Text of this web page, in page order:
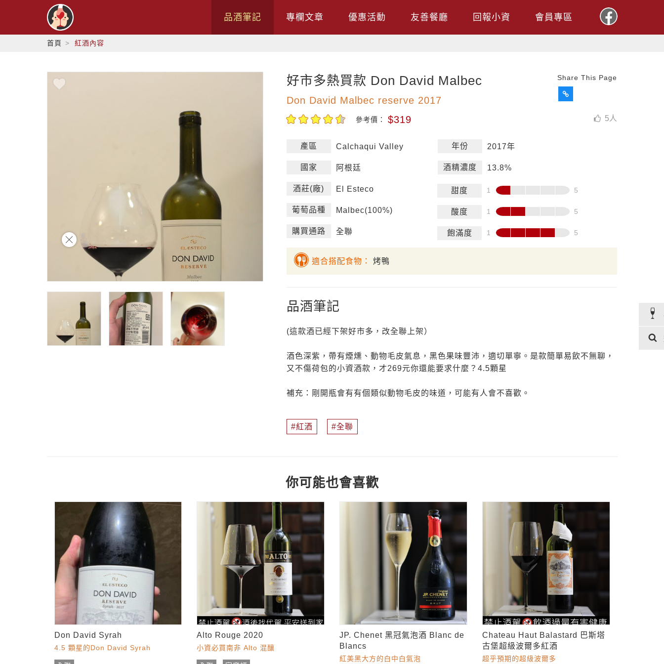
品酒筆記 專欄文章 優惠活動 友善餐廳 回報小資 會員專區
首頁 紅酒內容
Share This Page
5 人
好市多熱買款 Don David Malbec
Don David Malbec reserve 2017
參考價： $319
產區 Calchaqui Valley
國家 阿根廷
酒莊(廠) El Esteco
葡萄品種 Malbec(100%)
購買通路 全聯
年份 2017年
酒精濃度 13.8%
甜度
酸度
飽滿度
適合搭配食物： 烤鴨
品酒筆記
(這款酒已經下架好市多，改全聯上架）
酒色深紫，帶有煙燻、動物毛皮氣息，黑色果味豐沛，適切單寧。是款簡單易飲不無聊，
又不傷荷包的小資酒款，才269元你還能要求什麼？4.5顆星
補充：剛開瓶會有有個類似動物毛皮的味道，可能有人會不喜歡。
紅酒 全聯
你可能也會喜歡
Don David Syrah
4.5 顆星的Don David Syrah
Alto Rouge 2020
小資必買南非 Alto 混釀
JP. Chenet 黑冠氣泡酒 Blanc de
Blancs
紅美黑大方的白中白氣泡
Chateau Haut Balastard 巴斯塔
古堡超級波爾多紅酒
超乎預期的超級波爾多